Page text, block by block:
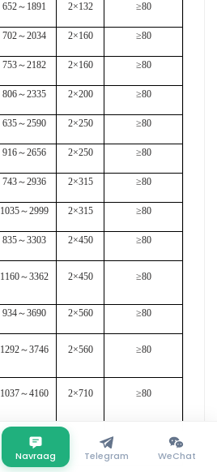
652～ 1891 2×132 ≥80
702～2034 2×160 ≥80
753～2182 2×160 ≥80
806～2335 2×200 ≥80
635～2590 2×250 ≥80
916～2656 2×250 ≥80
743～2936 2×315 ≥80
1035～2999 2×315 ≥80
835～3303 2×450 ≥80
1160～3362 2×450 ≥80
934～3690 2×560 ≥80
1292～3746 2×560 ≥80
1037～4160 2×710 ≥80
1432 4150 2×710
Navraag Telegram WeChat